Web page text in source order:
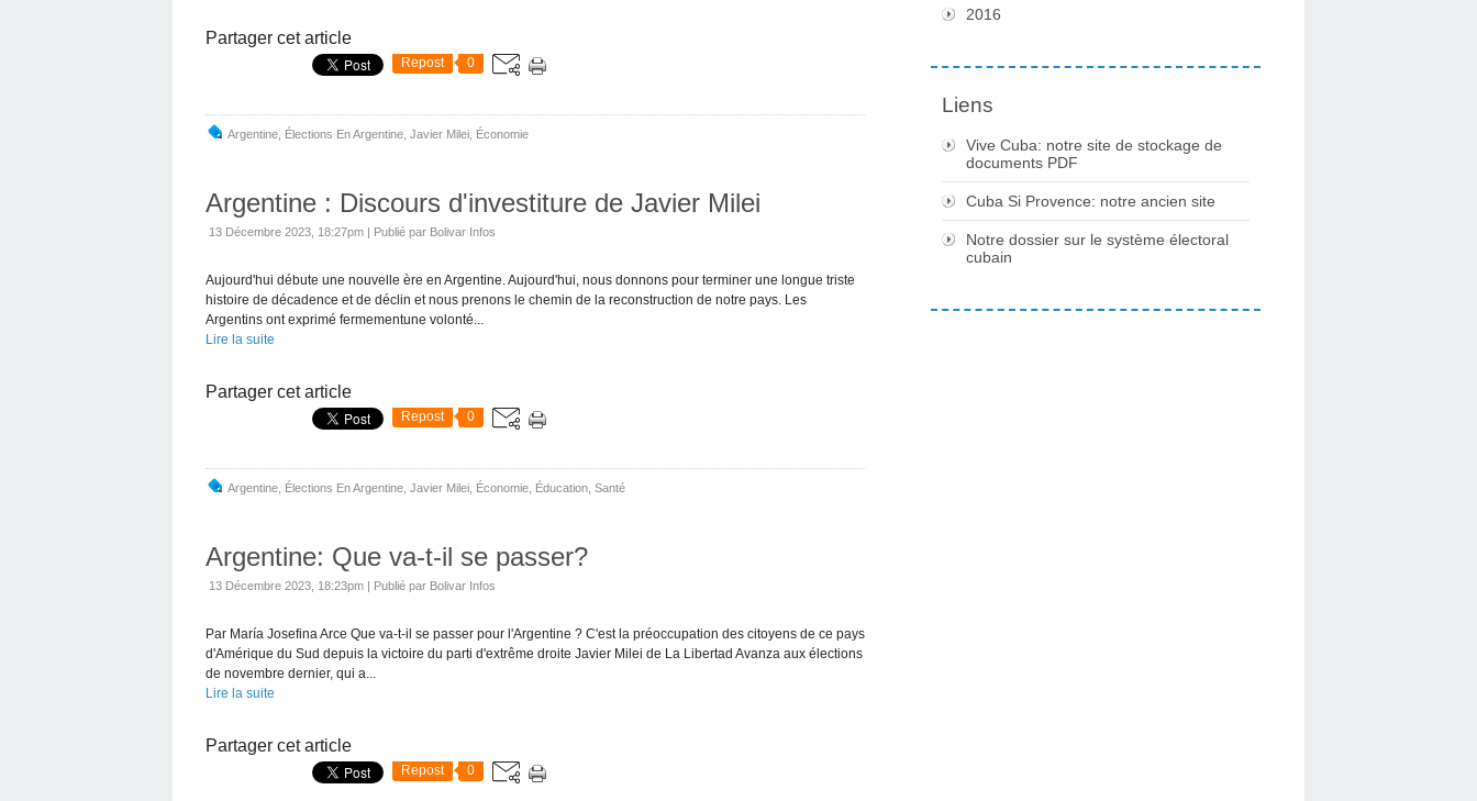
Partager cet article
Repost 0
Argentine Élections En Argentine Javier Milei Économie
Argentine : Discours d'investiture de Javier Milei
13 Décembre 2023, 18:27pm | Publié par Bolivar Infos
Aujourd'hui débute une nouvelle ère en Argentine. Aujourd'hui, nous donnons pour terminer une longue triste
histoire de décadence et de déclin et nous prenons le chemin de la reconstruction de notre pays. Les
Argentins ont exprimé fermementune volonté...
Lire la suite
Partager cet article
Repost 0
Argentine Élections En Argentine Javier Milei Économie Éducation Santé
Argentine: Que va-t-il se passer?
13 Décembre 2023, 18:23pm | Publié par Bolivar Infos
Par María Josefina Arce Que va-t-il se passer pour l'Argentine ? C'est la préoccupation des citoyens de ce pays
d'Amérique du Sud depuis la victoire du parti d'extrême droite Javier Milei de La Libertad Avanza aux élections
de novembre dernier, qui a...
Lire la suite
Partager cet article
Repost 0
2016
Liens
Vive Cuba: notre site de stockage de
documents PDF
Cuba Si Provence: notre ancien site
Notre dossier sur le système électoral
cubain